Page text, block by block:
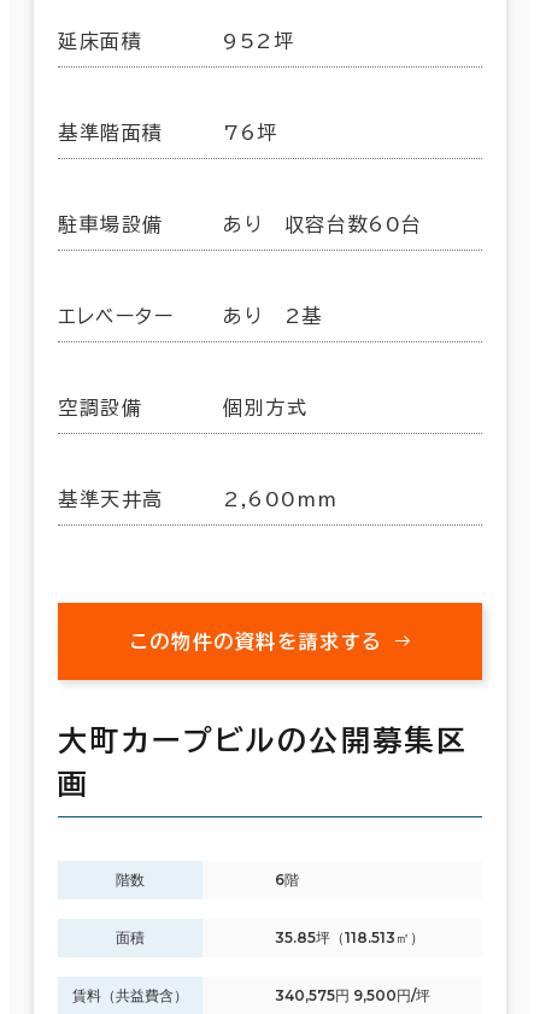
延床面積 952坪
基準階面積 76坪
駐車場設備 あり 収容台数60台
エレベーター あり 2基
空調設備 個別方式
基準天井高 2,600mm
この物件の資料を請求する
大町カープビルの公開募集区
画
階数 6階
面積 35.85坪（118.513㎡）
賃料（共益費含） 340,575円 9,500円/坪